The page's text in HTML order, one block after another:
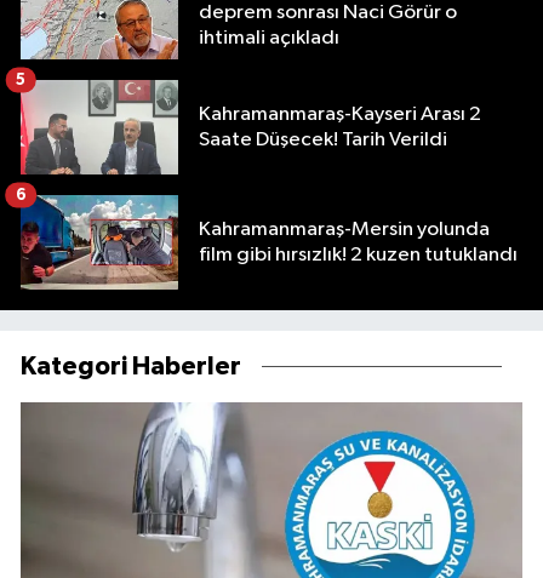
deprem sonrası Naci Görür o
ihtimali açıkladı
Kahramanmaraş-Kayseri Arası 2
Saate Düşecek! Tarih Verildi
5
Kahramanmaraş-Mersin yolunda
film gibi hırsızlık! 2 kuzen tutuklandı
6
Kategori Haberler